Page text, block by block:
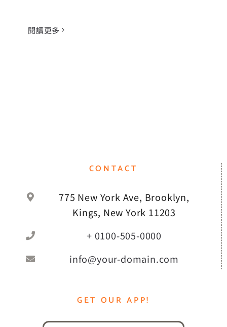
閱讀更多
CONTACT
775 New York Ave, Brooklyn,
Kings, New York 11203
+ 0100-505-0000
info@your-domain.com
GET OUR APP!